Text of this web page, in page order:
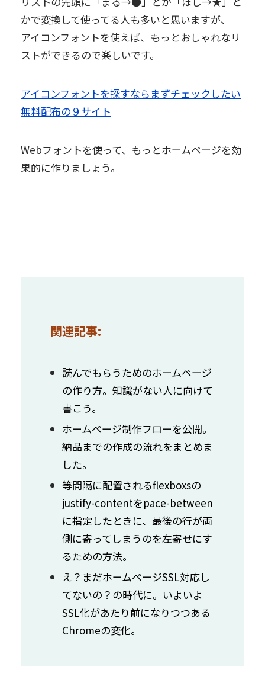
かで変換して使ってる人も多いと思いますが、
アイコンフォントを使えば、もっとおしゃれなリ
ストができるので楽しいです。
アイコンフォントを探すならまずチェックしたい
無料配布の９サイト
Webフォントを使って、もっとホームページを効
果的に作りましょう。
関連記事:
読んでもらうためのホームページ
の作り方。知識がない人に向けて
書こう。
ホームページ制作フローを公開。
納品までの作成の流れをまとめま
した。
等間隔に配置されるflexboxsの
justify-contentをpace-between
に指定したときに、最後の行が両
側に寄ってしまうのを左寄せにす
るための方法。
え？まだホームページSSL対応し
てないの？の時代に。いよいよ
SSL化があたり前になりつつある
Chromeの変化。